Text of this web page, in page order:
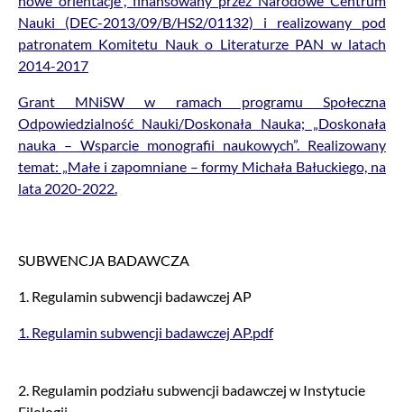
Nauki (DEC-2013/09/B/HS2/01132) i realizowany pod
patronatem Komitetu Nauk o Literaturze PAN w latach
2014-2017
Grant MNiSW w ramach programu Społeczna
Odpowiedzialność Nauki/Doskonała Nauka; „Doskonała
nauka – Wsparcie monografii naukowych”. Realizowany
temat: „Małe i zapomniane – formy Michała Bałuckiego, na
lata 2020-2022.
SUBWENCJA BADAWCZA
1. Regulamin subwencji badawczej AP
1. Regulamin subwencji badawczej AP.pdf
2. Regulamin podziału subwencji badawczej w Instytucie